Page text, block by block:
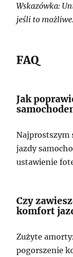
Wskazówka:
jeśli to możliwe.
FAQ
Jak
Najprostszym
jazdy
ustawienie
Czy
komfort
Zużyte
pogorszenie